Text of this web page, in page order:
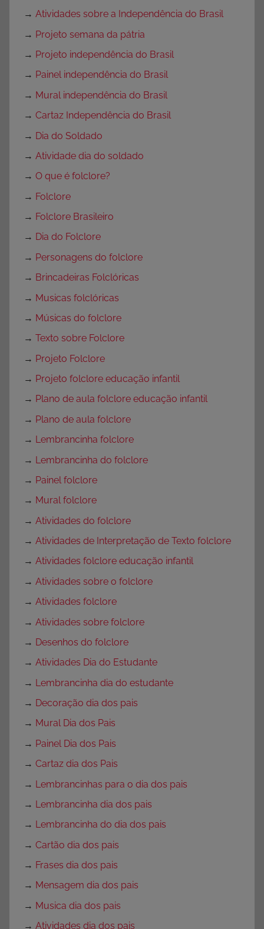
→ Atividades sobre a Independência do Brasil
→ Projeto semana da pátria
→ Projeto independência do Brasil
→ Painel independência do Brasil
→ Mural independência do Brasil
→ Cartaz Independência do Brasil
→ Dia do Soldado
→ Atividade dia do soldado
→ O que é folclore?
→ Folclore
→ Folclore Brasileiro
→ Dia do Folclore
→ Personagens do folclore
→ Brincadeiras Folclóricas
→ Musicas folclóricas
→ Músicas do folclore
→ Texto sobre Folclore
→ Projeto Folclore
→ Projeto folclore educação infantil
→ Plano de aula folclore educação infantil
→ Plano de aula folclore
→ Lembrancinha folclore
→ Lembrancinha do folclore
→ Painel folclore
→ Mural folclore
→ Atividades do folclore
→ Atividades de Interpretação de Texto folclore
→ Atividades folclore educação infantil
→ Atividades sobre o folclore
→ Atividades folclore
→ Atividades sobre folclore
→ Desenhos do folclore
→ Atividades Dia do Estudante
→ Lembrancinha dia do estudante
→ Decoração dia dos pais
→ Mural Dia dos Pais
→ Painel Dia dos Pais
→ Cartaz dia dos Pais
→ Lembrancinhas para o dia dos pais
→ Lembrancinha dia dos pais
→ Lembrancinha do dia dos pais
→ Cartão dia dos pais
→ Frases dia dos pais
→ Mensagem dia dos pais
→ Musica dia dos pais
→ Atividades dia dos pais